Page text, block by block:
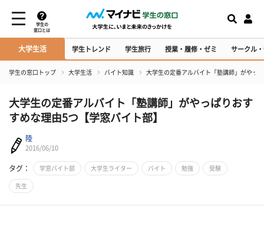
学生の
窓口とは
大学生活 学生トレンド 学生旅行 授業・履修・ゼミ サークル
学生の窓口トップ 大学生活 バイト知識 大学生の定番アルバイト「塾講師」がやっ
大学生の定番アルバイト「塾講師」がやっぱりおす
すめな理由5つ【学窓バイト部】
陸
2016/06/10
タグ： 学窓バイト部 大学生ライター バイト 勉強 受験
先生